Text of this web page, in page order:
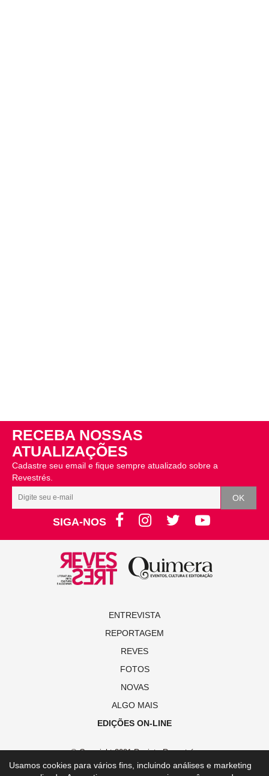
RECEBA NOSSAS
ATUALIZAÇÕES
Cadastre seu email e fique sempre atualizado sobre a
Revestrés.
SIGA-NOS
ENTREVISTA
REPORTAGEM
REVES
FOTOS
NOVAS
ALGO MAIS
EDIÇÕES ON-LINE
© Copyright 2021 Revista Revestrés
Usamos cookies para vários fins, incluindo análises e marketing